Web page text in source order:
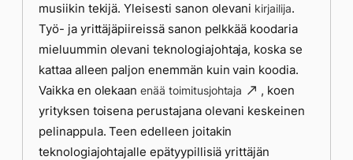
musiikin tekijä. Yleisesti sanon olevani kirjailija.
Työ- ja yrittäjäpiireissä sanon pelkkää koodaria
mieluummin olevani teknologiajohtaja, koska se
kattaa alleen paljon enemmän kuin vain koodia.
Vaikka en olekaanenää toimitusjohtaja
, koen
yrityksen toisena perustajana olevani keskeinen
pelinappula. Teen edelleen joitakin
teknologiajohtajalle epätyypillisiä yrittäjän